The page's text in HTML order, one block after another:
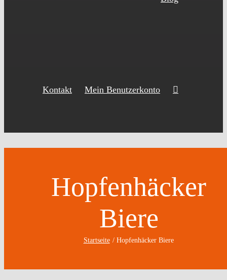
Kontakt Mein Benutzerkonto
Hopfenhäcker
Biere
Startseite Hopfenhäcker Biere